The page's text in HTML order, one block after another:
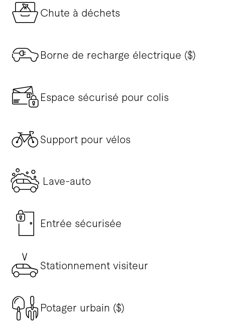
Chute à déchets
Borne de recharge électrique ($)
Espace sécurisé pour colis
Support pour vélos
Lave-auto
Entrée sécurisée
Stationnement visiteur
Potager urbain ($)